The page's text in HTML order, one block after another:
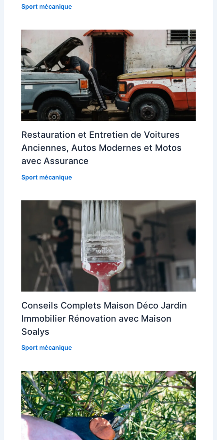
Sport mécanique
Restauration et Entretien de Voitures
Anciennes, Autos Modernes et Motos
avec Assurance
Sport mécanique
Conseils Complets Maison Déco Jardin
Immobilier Rénovation avec Maison
Soalys
Sport mécanique